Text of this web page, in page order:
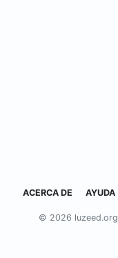
ACERCA DE AYUDA
© 2026 luzeed.org